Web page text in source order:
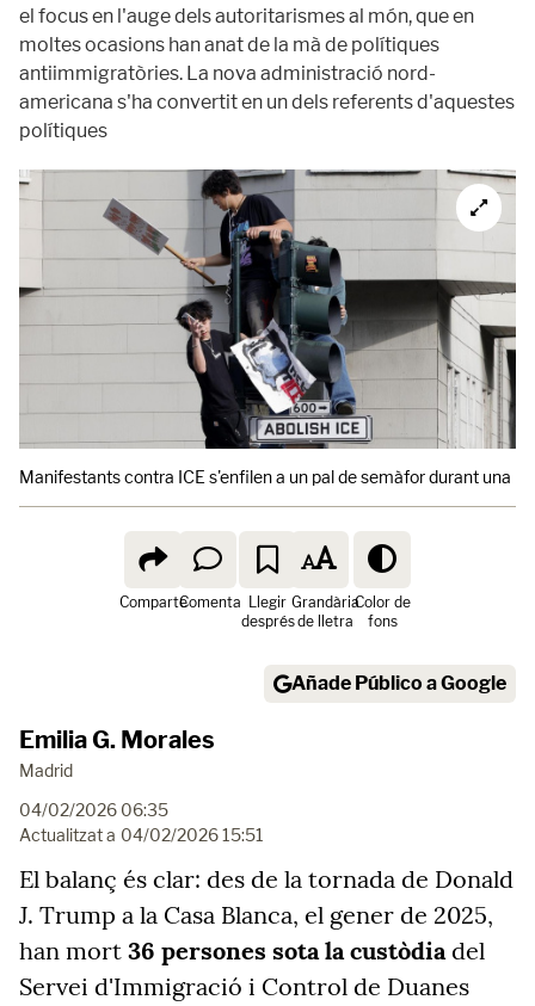
el focus en l'auge dels autoritarismes al món, que en
moltes ocasions han anat de la mà de polítiques
antiimmigratòries. La nova administració nord-
americana s'ha convertit en un dels referents d'aquestes
polítiques
Manifestants contra ICE s'enfilen a un pal de semàfor durant una
ComparteComenta Llegir
després
Grandària
de lletra
Color de
fons
Añade Público a Google
Emilia G. Morales
Madrid
04/02/2026 06:35
Actualitzat a 04/02/2026 15:51
El balanç és clar: des de la tornada de Donald
J. Trump a la Casa Blanca, el gener de 2025,
han mort 36 persones sota la custòdiadel
Servei d'Immigració i Control de Duanes